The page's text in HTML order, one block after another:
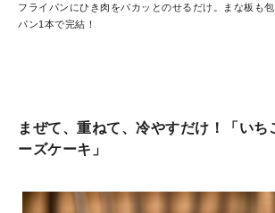
フライパンにひき肉をパカッとのせるだけ。まな板も
パン1本で完結！
まぜて、重ねて、冷やすだけ！「いち
ーズケーキ」